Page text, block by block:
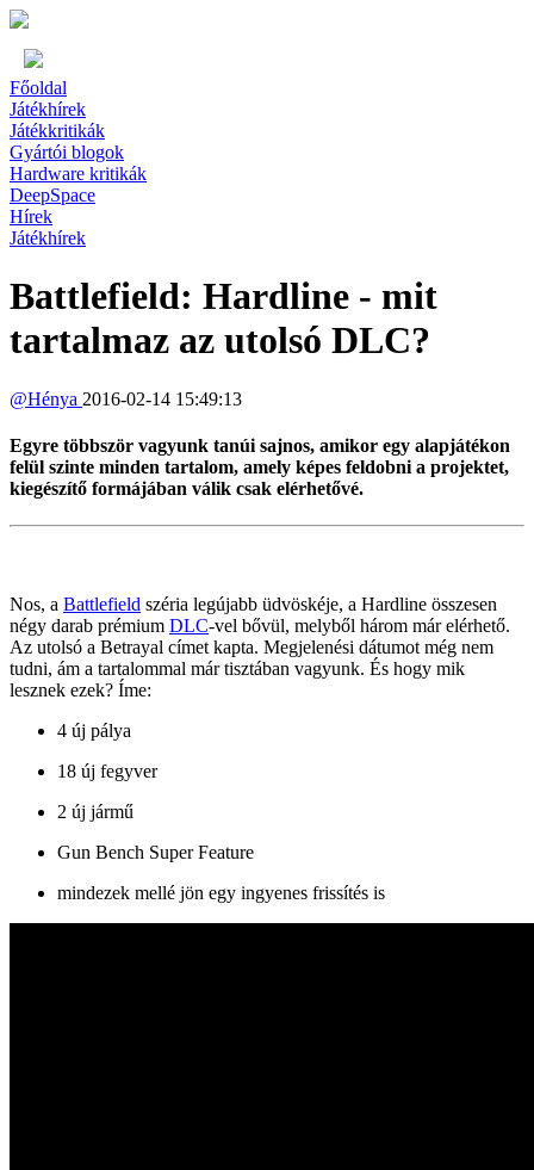
Főoldal
Játékhírek
Játékkritikák
Gyártói blogok
Hardware kritikák
DeepSpace
Hírek
Játékhírek
Battlefield: Hardline - mit
tartalmaz az utolsó DLC?
@Hénya 2016-02-14 15:49:13
Egyre többször vagyunk tanúi sajnos, amikor egy alapjátékon
felül szinte minden tartalom, amely képes feldobni a projektet,
kiegészítő formájában válik csak elérhetővé.
Nos, a Battlefield széria legújabb üdvöskéje, a Hardline összesen
négy darab prémium DLC-vel bővül, melyből három már elérhető.
Az utolsó a Betrayal címet kapta. Megjelenési dátumot még nem
tudni, ám a tartalommal már tisztában vagyunk. És hogy mik
lesznek ezek? Íme:
4 új pálya
18 új fegyver
2 új jármű
Gun Bench Super Feature
mindezek mellé jön egy ingyenes frissítés is